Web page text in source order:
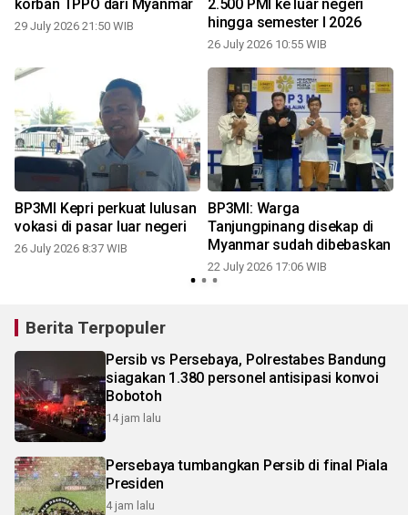
korban TPPO dari Myanmar
29 July 2026 21:50 WIB
2.500 PMI ke luar negeri
hingga semester I 2026
26 July 2026 10:55 WIB
BP3MI Kepri perkuat lulusan
vokasi di pasar luar negeri
26 July 2026 8:37 WIB
BP3MI: Warga
Tanjungpinang disekap di
Myanmar sudah dibebaskan
22 July 2026 17:06 WIB
Berita Terpopuler
Persib vs Persebaya, Polrestabes Bandung
siagakan 1.380 personel antisipasi konvoi
Bobotoh
14 jam lalu
Persebaya tumbangkan Persib di final Piala
Presiden
4 jam lalu